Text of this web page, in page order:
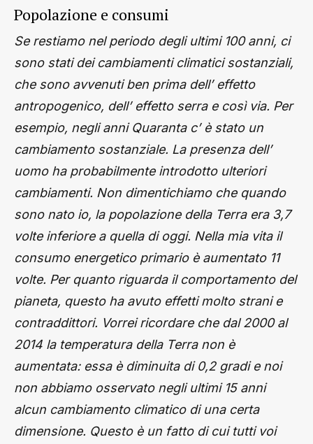
Popolazione e consumi
Se restiamo nel periodo degli ultimi 100 anni, ci
sono stati dei cambiamenti climatici sostanziali,
che sono avvenuti ben prima dell’ effetto
antropogenico, dell’ effetto serra e così via. Per
esempio, negli anni Quaranta c’ è stato un
cambiamento sostanziale. La presenza dell’
uomo ha probabilmente introdotto ulteriori
cambiamenti. Non dimentichiamo che quando
sono nato io, la popolazione della Terra era 3,7
volte inferiore a quella di oggi. Nella mia vita il
consumo energetico primario è aumentato 11
volte. Per quanto riguarda il comportamento del
pianeta, questo ha avuto effetti molto strani e
contraddittori. Vorrei ricordare che dal 2000 al
2014 la temperatura della Terra non è
aumentata: essa è diminuita di 0,2 gradi e noi
non abbiamo osservato negli ultimi 15 anni
alcun cambiamento climatico di una certa
dimensione. Questo è un fatto di cui tutti voi